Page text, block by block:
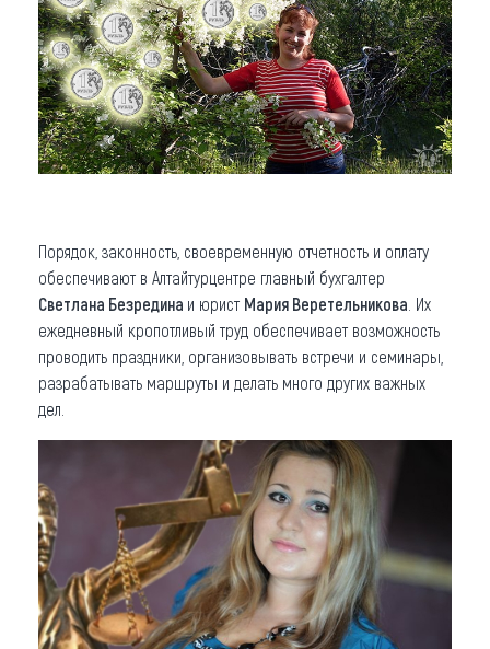
Порядок, законность, своевременную отчетность и оплату
обеспечивают в Алтайтурцентре главный бухгалтер
Светлана Безредина и юрист Мария Веретельникова . Их
ежедневный кропотливый труд обеспечивает возможность
проводить праздники, организовывать встречи и семинары,
разрабатывать маршруты и делать много других важных
дел.